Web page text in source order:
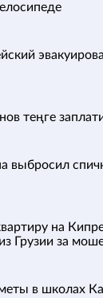
теңге
выбросил
на
Грузии за
в школах